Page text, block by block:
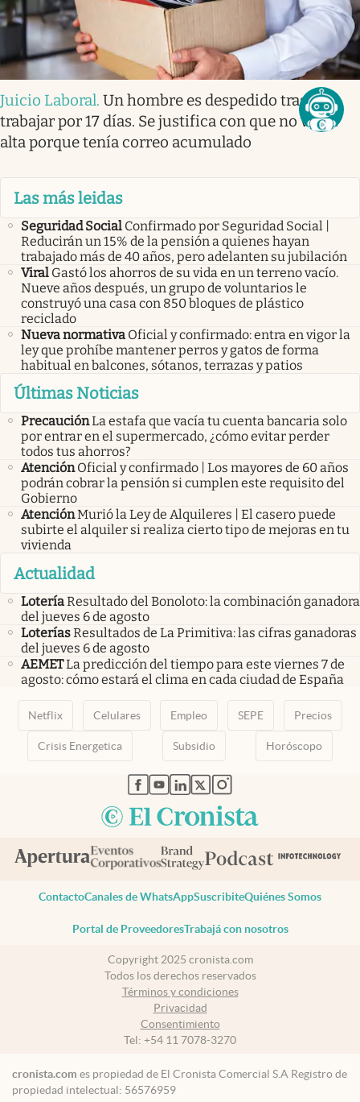
Juicio Laboral. Un hombre es despedido tras no
trabajar por 17 días. Se justifica con que no vio el
alta porque tenía correo acumulado
Las más leidas
Seguridad Social Confirmado por Seguridad Social |
Reducirán un 15% de la pensión a quienes hayan
trabajado más de 40 años, pero adelanten su jubilación
Viral Gastó los ahorros de su vida en un terreno vacío.
Nueve años después, un grupo de voluntarios le
construyó una casa con 850 bloques de plástico
reciclado
Nueva normativa Oficial y confirmado: entra en vigor la
ley que prohíbe mantener perros y gatos de forma
habitual en balcones, sótanos, terrazas y patios
Últimas Noticias
PrecauciónLa estafa que vacía tu cuenta bancaria solo
por entrar en el supermercado, ¿cómo evitar perder
todos tus ahorros?
Atención Oficial y confirmado | Los mayores de 60 años
podrán cobrar la pensión si cumplen este requisito del
Gobierno
AtenciónMurió la Ley de Alquileres | El casero puede
subirte el alquiler si realiza cierto tipo de mejoras en tu
vivienda
Actualidad
LoteríaResultado del Bonoloto: la combinación ganadora
del jueves 6 de agosto
LoteríasResultados de La Primitiva: las cifras ganadoras
del jueves 6 de agosto
AEMETLa predicción del tiempo para este viernes 7 de
agosto: cómo estará el clima en cada ciudad de España
Netflix Celulares Empleo SEPE Precios
Crisis Energetica Subsidio Horóscopo
abre en nueva pestaña
abre en nueva pestaña
abre en nueva pestaña
abre en nueva pestaña
abre en nueva pestaña
ContactoCanales de WhatsAppSuscribiteQuiénes Somos
Portal de ProveedoresTrabajá con nosotros
Copyright 2025 cronista.com
Todos los derechos reservados
Términos y condiciones
Privacidad
Consentimiento
Tel: +54 11 7078-3270
cronista.com es propiedad de El Cronista Comercial S.A Registro de
propiedad intelectual: 56576959